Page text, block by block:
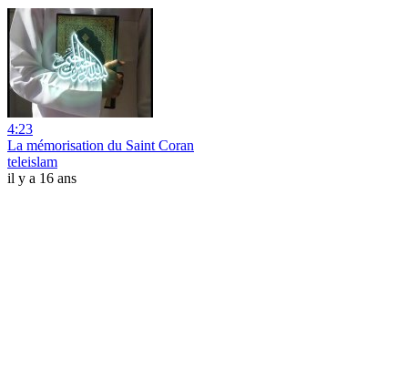
4:23
La mémorisation du Saint Coran
teleislam
il y a 16 ans